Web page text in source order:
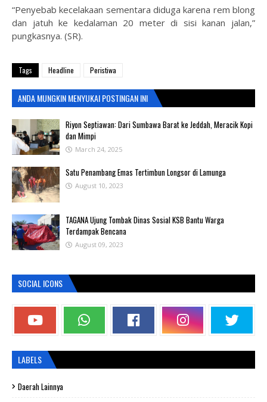
“Penyebab kecelakaan sementara diduga karena rem blong
dan jatuh ke kedalaman 20 meter di sisi kanan jalan,”
pungkasnya. (SR).
Tags Headline Peristiwa
ANDA MUNGKIN MENYUKAI POSTINGAN INI
Riyon Septiawan: Dari Sumbawa Barat ke Jeddah, Meracik Kopi
dan Mimpi
March 24, 2025
Satu Penambang Emas Tertimbun Longsor di Lamunga
August 10, 2023
TAGANA Ujung Tombak Dinas Sosial KSB Bantu Warga
Terdampak Bencana
August 09, 2023
SOCIAL ICONS
LABELS
Daerah Lainnya